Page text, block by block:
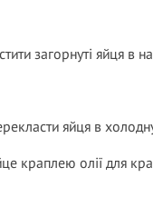
загорнуті яйця в
яйця в
краплею олії для